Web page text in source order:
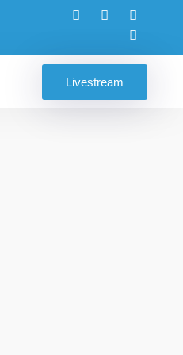
Livestream